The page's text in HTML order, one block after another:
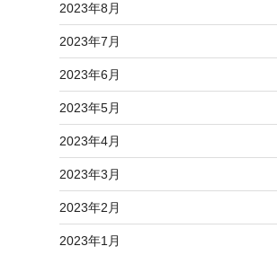
2023年8月
2023年7月
2023年6月
2023年5月
2023年4月
2023年3月
2023年2月
2023年1月